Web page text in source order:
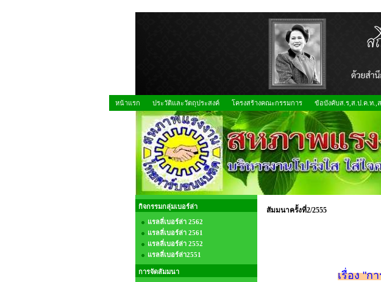
หน้าแรก ประวัติและวัตถุประสงค์ โครงสร้างคณะกรรมการ ข้อบังคับส.ร,ส.ป.ค.ท.,
กิจกรรมกลุ่มเบอร์ล่า
แรลลี่เบอร์ล่า 2562
แรลลี่เบอร์ล่า 2561
แรลลี่เบอร์ล่า 2552
แรลลี่เบอร์ล่า2551
การจัดสัมมนา
สัมมนาครั้งที่2/2555
เรื่อง "ก